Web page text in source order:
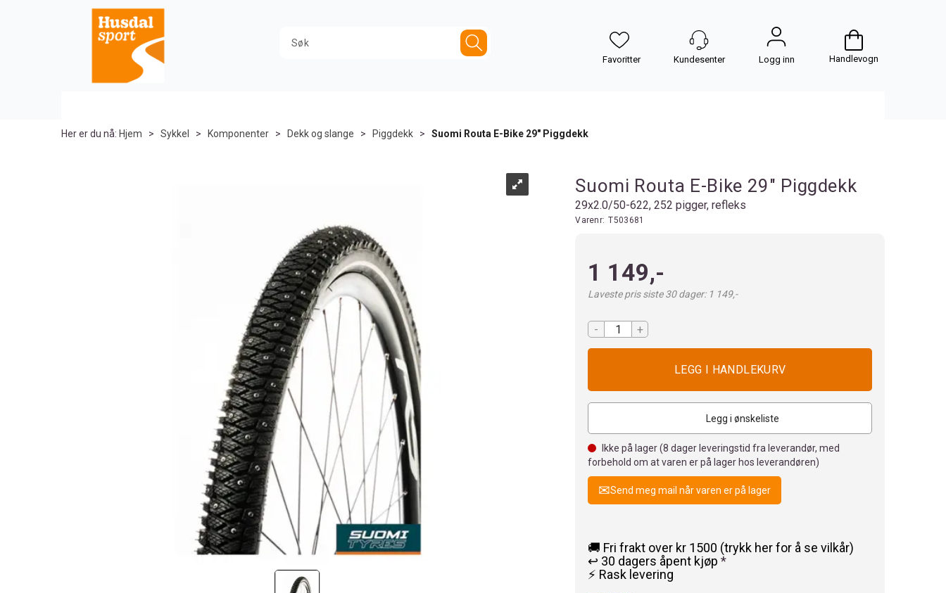
Logg inn Handlevogn
Her er du nå: Hjem > Sykkel > Komponenter > Dekk og slange > Piggdekk > Suomi Routa E-Bike 29" Piggdekk
Suomi Routa E-Bike 29" Piggdekk
29x2.0/50-622, 252 pigger, refleks
Varenr: T503681
1 149,-
Laveste pris siste 30 dager: 1 149,-
- +
Legg i ønskeliste
Ikke på lager (8 dager leveringstid fra leverandør, med
forbehold om at varen er på lager hos leverandøren)
Send meg mail når varen er på lager
🚚 Fri frakt over kr 1500 (trykk her for å se vilkår)
↩️ 30 dagers åpent kjøp*
⚡ Rask levering